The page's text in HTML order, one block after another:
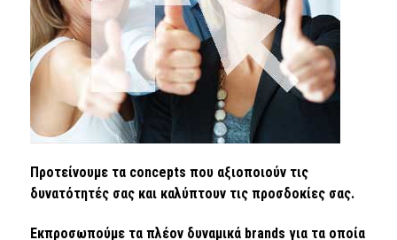
Προτείνουμε τα concepts που αξιοποιούν τις
δυνατότητές σας και καλύπτουν τις προσδοκίες σας.
Εκπροσωπούμε τα πλέον δυναμικά brands για τα οποία